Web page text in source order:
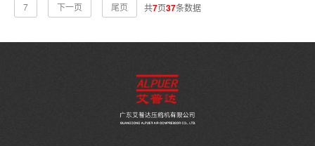
7 下一页 尾页 共7页37条数据